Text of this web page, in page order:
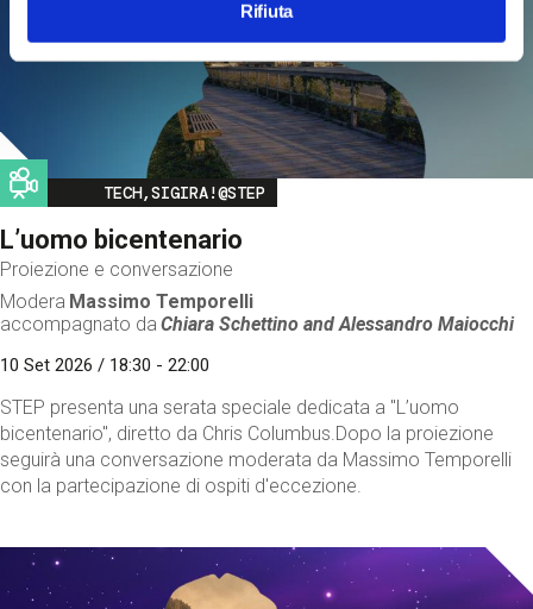
Rifiuta
Image
TECH,SIGIRA!@STEP
L’uomo bicentenario
Proiezione e conversazione
Modera Massimo Temporelli
accompagnato da Chiara Schettino andAlessandro Maiocchi
10 Set 2026 / 18:30 - 22:00
STEP presenta una serata speciale dedicata a "L’uomo
bicentenario", diretto da Chris Columbus.Dopo la proiezione
seguirà una conversazione moderata da Massimo Temporelli
con la partecipazione di ospiti d'eccezione.